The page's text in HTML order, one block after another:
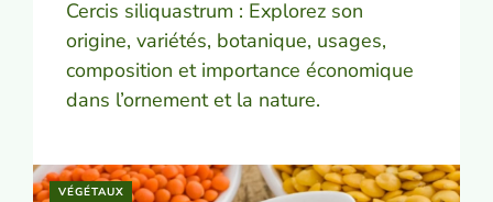
Cercis siliquastrum : Explorez son
origine, variétés, botanique, usages,
composition et importance économique
dans l’ornement et la nature.
VÉGÉTAUX